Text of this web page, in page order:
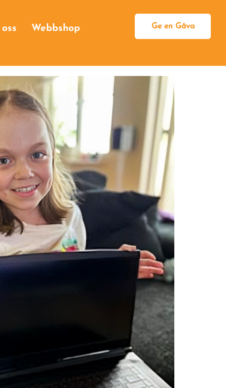
Webbshop Ge en Gåva
Egen insamling
Högtidsgåva
Minnesgåva
Testamentsgåva
Som företag